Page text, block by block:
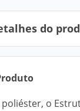
do
o